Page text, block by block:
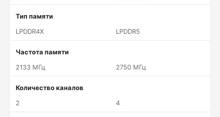
Тип памяти
LPDDR4X
LPDDR5
Частота памяти
2133 МГц
2750 МГц
Количество каналов
2
4